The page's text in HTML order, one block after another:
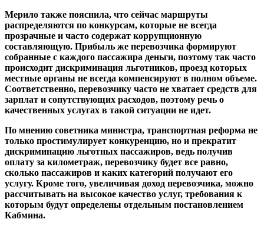
Мерило также пояснила, что сейчас маршруты
распределяются по конкурсам, которые не всегда
прозрачные и часто содержат коррупционную
составляющую. Прибыль же перевозчика формируют
собранные с каждого пассажира деньги, поэтому так часто
происходит дискриминация льготников, проезд которых
местные органы не всегда компенсируют в полном объеме.
Соответственно, перевозчику часто не хватает средств для
зарплат и сопутствующих расходов, поэтому речь о
качественных услугах в такой ситуации не идет.
По мнению советника министра, транспортная реформа не
только простимулирует конкуренцию, но и прекратит
дискриминацию льготных пассажиров, ведь получив
оплату за километраж, перевозчику будет все равно,
сколько пассажиров и каких категорий получают его
услугу. Кроме того, увеличивая доход перевозчика, можно
рассчитывать на высокое качество услуг, требования к
которым будут определены отдельным постановлением
Кабмина.